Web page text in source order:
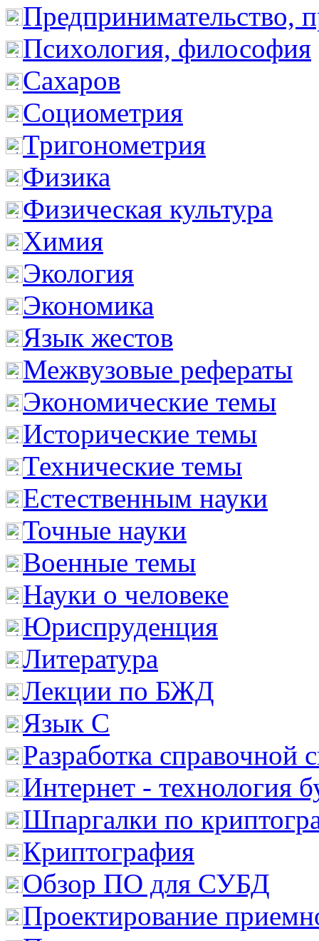
Предпринимательство,
Психология, философия
Сахаров
Социометрия
Тригонометрия
Физика
Физическая культура
Химия
Экология
Экономика
Язык жестов
Межвузовые рефераты
Экономические темы
Исторические темы
Технические темы
Естественным науки
Точные науки
Военные темы
Науки о человеке
Юриспруденция
Литература
Лекции по БЖД
Язык С
Разработка справочной
Интернет - технология
Шпаргалки по
Криптография
Обзор ПО для СУБД
Проектирование